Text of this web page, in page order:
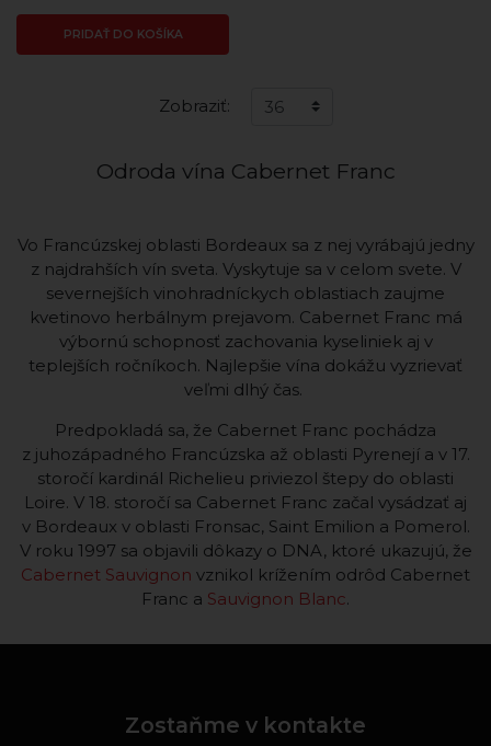
PRIDAŤ DO KOŠÍKA
Zobraziť:
Odroda vína Cabernet Franc
Vo Francúzskej oblasti Bordeaux sa z nej vyrábajú jedny
z najdrahších vín sveta. Vyskytuje sa v celom svete. V
severnejších vinohradníckych oblastiach zaujme
kvetinovo herbálnym prejavom. Cabernet Franc má
výbornú schopnosť zachovania kyseliniek aj v
teplejších ročníkoch. Najlepšie vína dokážu vyzrievať
veľmi dlhý čas.
Predpokladá sa, že Cabernet Franc pochádza
z juhozápadného Francúzska až oblasti Pyrenejí a v 17.
storočí kardinál Richelieu priviezol štepy do oblasti
Loire. V 18. storočí sa Cabernet Franc začal vysádzať aj
v Bordeaux v oblasti Fronsac, Saint Emilion a Pomerol.
V roku 1997 sa objavili dôkazy o DNA, ktoré ukazujú, že
Cabernet Sauvignon vznikol krížením odrôd Cabernet
Franc a Sauvignon Blanc.
Zostaňme v kontakte